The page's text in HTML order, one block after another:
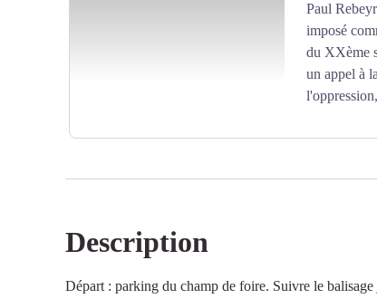
Voir l'image en plein écran
Voir l'image en plein écran
Paul
imposé
du XXème
un appel à
Description
Départ : parking du champ de foire. Suivre le